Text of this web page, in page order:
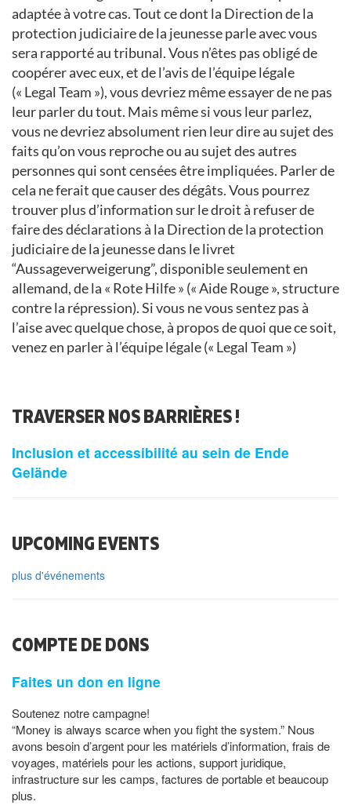
adaptée à votre cas. Tout ce dont la Direction de la
protection judiciaire de la jeunesse parle avec vous
sera rapporté au tribunal. Vous n’êtes pas obligé de
coopérer avec eux, et de l’avis de l’équipe légale
(« Legal Team »), vous devriez même essayer de ne pas
leur parler du tout. Mais même si vous leur parlez,
vous ne devriez absolument rien leur dire au sujet des
faits qu’on vous reproche ou au sujet des autres
personnes qui sont censées être impliquées. Parler de
cela ne ferait que causer des dégâts. Vous pourrez
trouver plus d’information sur le droit à refuser de
faire des déclarations à la Direction de la protection
judiciaire de la jeunesse dans le livret
“Aussageverweigerung”, disponible seulement en
allemand, de la « Rote Hilfe » (« Aide Rouge », structure
contre la répression). Si vous ne vous sentez pas à
l’aise avec quelque chose, à propos de quoi que ce soit,
venez en parler à l’équipe légale (« Legal Team »)
TRAVERSER NOS BARRIÈRES !
Inclusion et accessibilité au sein de Ende
Gelände
UPCOMING EVENTS
plus d'événements
COMPTE DE DONS
Faites un don en ligne
Soutenez notre campagne!
“Money is always scarce when you fight the system.” Nous
avons besoin d’argent pour les matériels d’information, frais de
voyages, matériels pour les actions, support juridique,
infrastructure sur les camps, factures de portable et beaucoup
plus.